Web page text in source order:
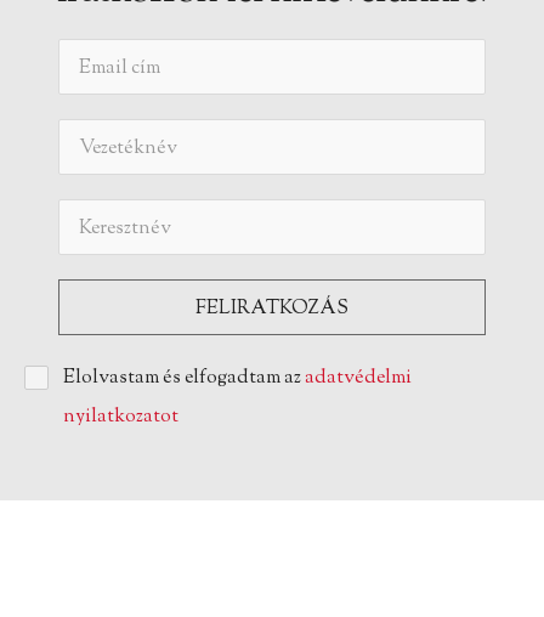
Elolvastam és elfogadtam azadatvédelmi
nyilatkozatot